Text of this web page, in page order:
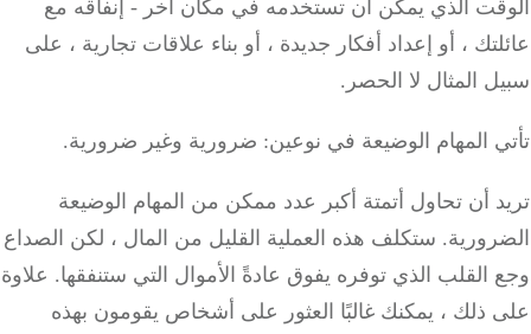
الذي يمكن أن تستخدمه في مكان آخر - إنفاقه مع
، أو إعداد أفكار جديدة ، أو بناء علاقات تجارية ، على
المثال لا الحصر.
المهام الوضيعة في نوعين: ضرورية وغير ضرورية.
أن تحاول أتمتة أكبر عدد ممكن من المهام الوضيعة
ستكلف هذه العملية القليل من المال ، لكن الصداع
القلب الذي توفره يفوق عادةً الأموال التي ستنفقها.علاوة
ذلك ، يمكنك غالبًا العثور على أشخاص يقومون بهذه